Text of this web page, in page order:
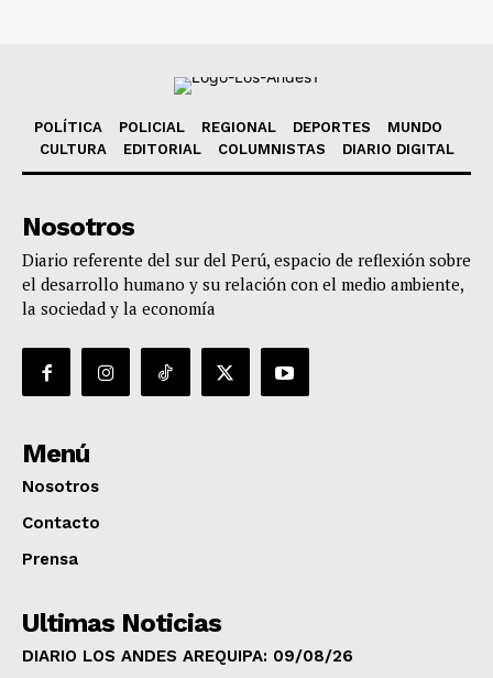
POLÍTICA POLICIAL REGIONAL DEPORTES
MUNDO
CULTURA
EDITORIAL COLUMNISTAS DIARIO DIGITAL
Nosotros
Diario referente del sur del Perú, espacio de reflexión sobre
el desarrollo humano y su relación con el medio ambiente,
la sociedad y la economía
Menú
Nosotros
Contacto
Prensa
Ultimas Noticias
DIARIO LOS ANDES AREQUIPA: 09/08/26